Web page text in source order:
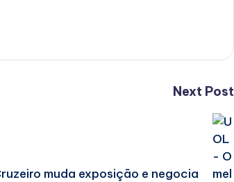
Next Post
muda exposição e negocia